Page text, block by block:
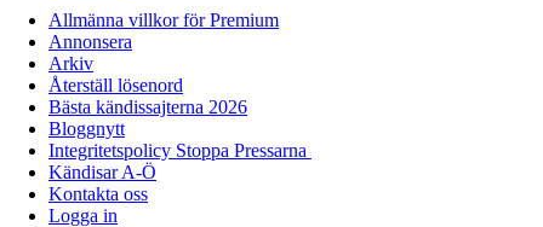
Allmänna villkor för Premium
Annonsera
Arkiv
Återställ lösenord
Bästa kändissajterna 2026
Bloggnytt
Integritetspolicy Stoppa Pressarna
Kändisar A-Ö
Kontakta oss
Logga in